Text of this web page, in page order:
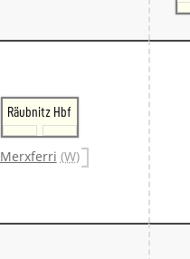
Räubnitz Hbf
Merxferri (W)